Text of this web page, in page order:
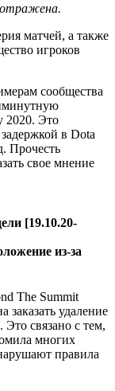
отражена.
матчей, а также
игроков
сообщества
2020. Это
в Dota
Прочесть
свое мнение
из-за
The Summit
заказать удаление
связано с тем,
многих
правила